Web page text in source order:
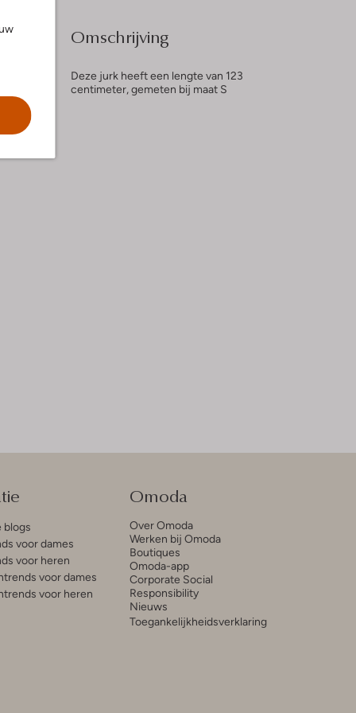
Omschrijving
Deze jurk heeft een lengte van 123
centimeter, gemeten bij maat S
blogs
voor dames
voor heren
voor dames
voor heren
Omoda
Over Omoda
Werken bij Omoda
Boutiques
Omoda-app
Corporate Social
Responsibility
Nieuws
Toegankelijkheidsverklaring